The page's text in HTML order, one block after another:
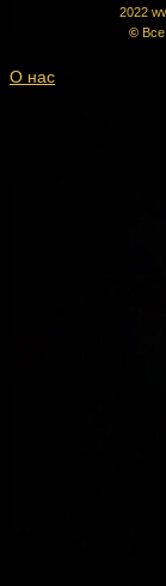
2022
©
О нас